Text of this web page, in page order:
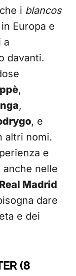
i blancos
Europa e
a
davanti.
,
,
, e
altri nomi.
e
anche nelle
Real Madrid
dare
e dei
(8